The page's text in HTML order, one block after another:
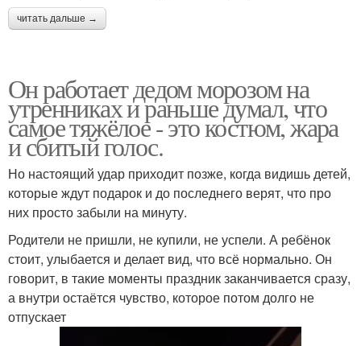
читать дальше →
Он работает дедом морозом на
утренниках и раньше думал, что
самое тяжёлое - это костюм, жара
и сбитый голос.
Но настоящий удар приходит позже, когда видишь детей,
которые ждут подарок и до последнего верят, что про
них просто забыли на минуту.
Родители не пришли, не купили, не успели. А ребёнок
стоит, улыбается и делает вид, что всё нормально. Он
говорит, в такие моменты праздник заканчивается сразу,
а внутри остаётся чувство, которое потом долго не
отпускает